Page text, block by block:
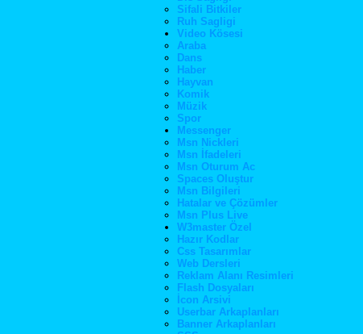
Sifali Bitkiler
Ruh Sagligi
Video Kösesi
Araba
Dans
Haber
Hayvan
Komik
Müzik
Spor
Messenger
Msn Nickleri
Msn İfadeleri
Msn Oturum Ac
Spaces Oluştur
Msn Bilgileri
Hatalar ve Çözümler
Msn Plus Live
W3master Özel
Hazır Kodlar
Css Tasarımlar
Web Dersleri
Reklam Alanı Resimleri
Flash Dosyaları
İcon Arsivi
Userbar Arkaplanları
Banner Arkaplanları